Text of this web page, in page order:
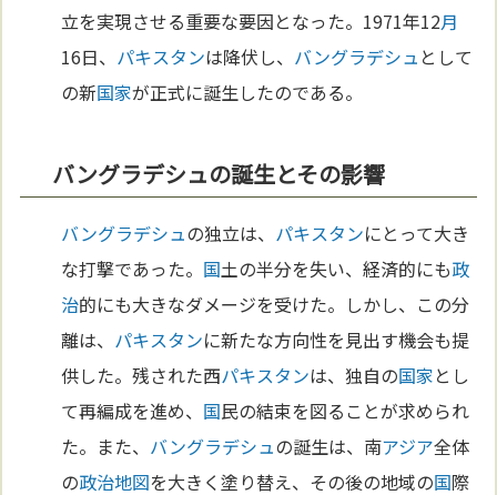
立を実現させる重要な要因となった。1971年12月
16日、 パキスタンは降伏し、 バングラデシュ として
の新国家が正式に誕生したのである。
バングラデシュの誕生とその影響
バングラデシュの独立は、 パキスタンにとって大き
な打撃であった。 国土の半分を失い、経済的にも政
治的にも大きなダメージを受けた。しかし、この分
離は、 パキスタンに新たな方向性を見出す機会も提
供した。残された西パキスタンは、独自の国家とし
て再編成を進め、 国民の結束を図ることが求められ
た。また、 バングラデシュの誕生は、南アジア全体
の政治地図を大きく塗り替え、その後の地域の国際